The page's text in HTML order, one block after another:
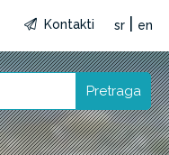
Kontakti sr en
Pretraga